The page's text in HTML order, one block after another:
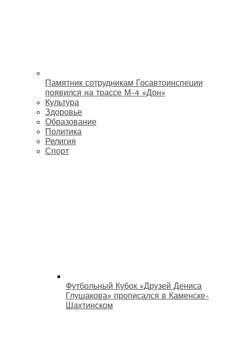
Памятник сотрудникам Госавтоинспеции
появился на трассе М-4 «Дон»
Культура
Здоровье
Образование
Политика
Религия
Спорт
Футбольный Кубок «Друзей Дениса
Глушакова» прописался в Каменске-
Шахтинском